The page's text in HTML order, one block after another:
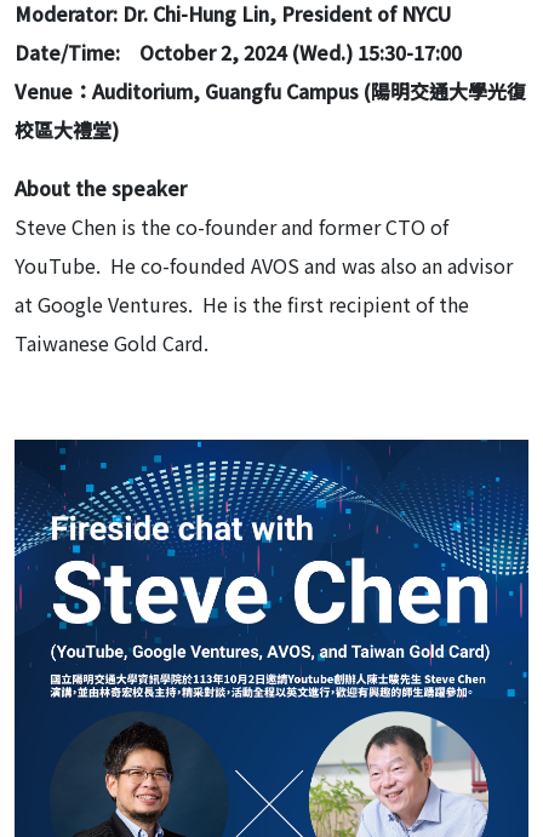
Moderator: Dr. Chi-Hung Lin, President of NYCU
Date/Time: October 2, 2024 (Wed.) 15:30-17:00
Venue ：Auditorium, Guangfu Campus (陽明交通大學光復
校區大禮堂)
About the speaker
Steve Chen is the co-founder and former CTO of
YouTube. He co-founded AVOS and was also an advisor
at Google Ventures. He is the first recipient of the
Taiwanese Gold Card.